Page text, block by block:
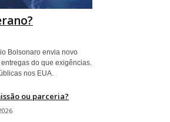
Bolsonaro envia novo
do que exigências.
nos EUA.
ou parceria?